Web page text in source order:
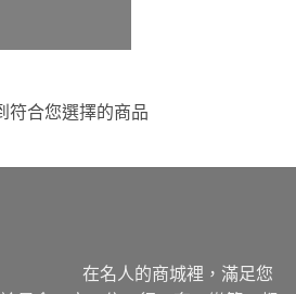
符合您選擇的商品
在名人的商城裡，滿足您